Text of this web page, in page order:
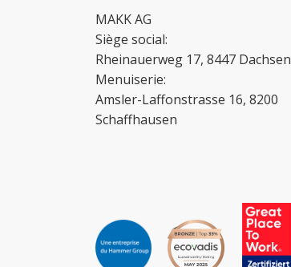
MAKK AG
Siège social:
Rheinauerweg 17, 8447 Dachsen
Menuiserie:
Amsler-Laffonstrasse 16, 8200
Schaffhausen